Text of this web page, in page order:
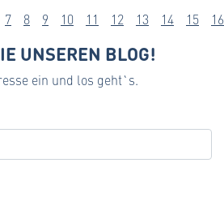
7 8 9 10 11 12 13 14 15 16
UNSEREN BLOG!
ein und los geht`s.